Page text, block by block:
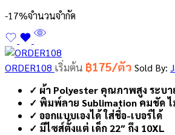
-17%จำนวนจำกัด
ORDER108 เริ่มต้น ฿175/ตัว Sold By:
✓ ผ้า Polyester คุณภาพสูง ระบา
✓ พิมพ์ลาย Sublimation คมชัด
✓ ออกแบบเองได้ ใส่ชื่อ-เบอร์ได้
✓ มีไซส์ตั้งแต่ เด็ก 22″ ถึง 10XL